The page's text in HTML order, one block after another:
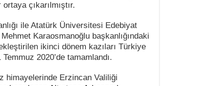
çıkarılmıştır.
ile Atatürk Üniversitesi Edebiyat
Karaosmanoğlu başkanlığındaki
ikinci dönem kazıları Türkiye
2020’de tamamlandı.
himayelerinde Erzincan Valiliği